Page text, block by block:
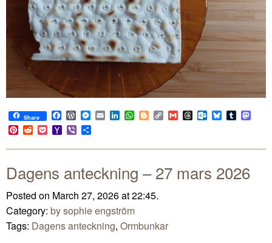
Share Facebook
WordPress
Messenger
EmailLinkedIn
WhatsApp
BloggerCopy
Link
GmailThreadsOutlook.com
BlueskyTumblr
Pinterest
RedditPocketYahoo
Mail
Viber
Dagens anteckning – 27 mars 2026
Posted on March 27, 2026 at 22:45.
Category: by sophie engström
Tags: Dagens anteckning, Ormbunkar